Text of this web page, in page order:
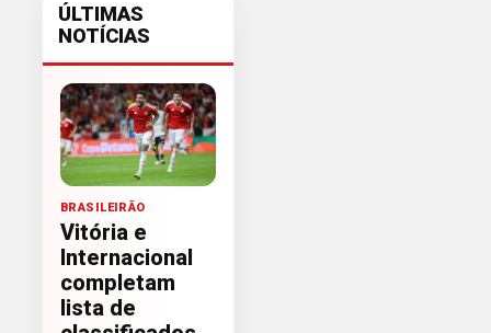
ÚLTIMAS
NOTÍCIAS
BRASILEIRÃO
Vitória e
Internacional
completam
lista de